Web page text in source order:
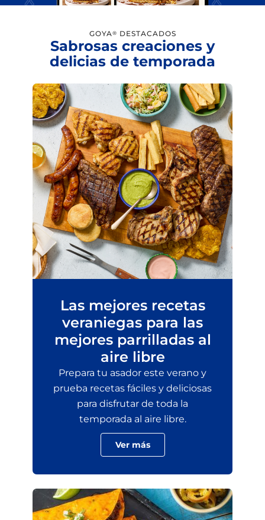
GOYA® DESTACADOS
Sabrosas creaciones y
delicias de temporada
Las mejores recetas
veraniegas para las
mejores parrilladas al
aire libre
Prepara tu asador este verano y
prueba recetas fáciles y deliciosas
para disfrutar de toda la
temporada al aire libre.
Ver más